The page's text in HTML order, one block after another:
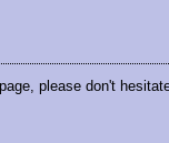
please don't